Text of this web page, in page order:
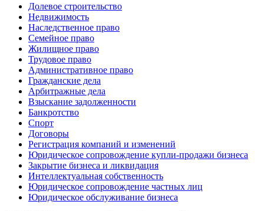
Долевое строительство
Недвижимость
Наследственное право
Семейное право
Жилищное право
Трудовое право
Административное право
Гражданские дела
Арбитражные дела
Взыскание задолженности
Банкротство
Спорт
Договоры
Регистрация компаний и изменений
Юридическое сопровождение купли-продажи бизнеса
Закрытие бизнеса и ликвидация
Интеллектуальная собственность
Юридическое сопровождение частных лиц
Юридическое обслуживание бизнеса